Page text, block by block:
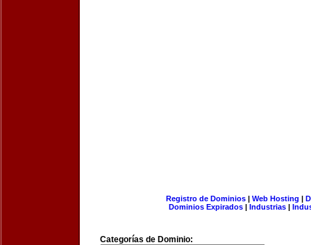
Registro de Dominios| Web Hosting |
Dominios Expirados | Industrias |
Categorías de Dominio: